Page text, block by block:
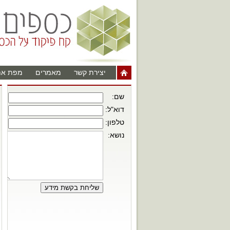
יצירת קשר מאמרים מפת
שם:
דוא"ל:
טלפון:
נושא: